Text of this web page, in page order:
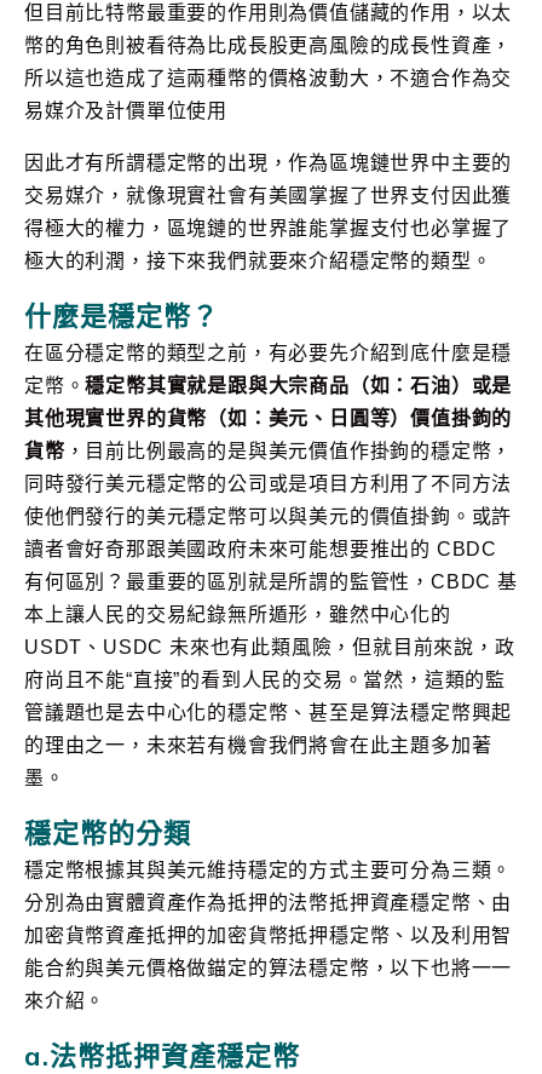
但目前比特幣最重要的作用則為價值儲藏的作用，以太
幣的角色則被看待為比成長股更高風險的成長性資產，
所以這也造成了這兩種幣的價格波動大，不適合作為交
易媒介及計價單位使用
因此才有所謂穩定幣的出現，作為區塊鏈世界中主要的
交易媒介，就像現實社會有美國掌握了世界支付因此獲
得極大的權力，區塊鏈的世界誰能掌握支付也必掌握了
極大的利潤，接下來我們就要來介紹穩定幣的類型。
什麼是穩定幣？
在區分穩定幣的類型之前，有必要先介紹到底什麼是穩
定幣。穩定幣其實就是跟與大宗商品（如：石油）或是
其他現實世界的貨幣（如：美元、日圓等）價值掛鉤的
貨幣 ，目前比例最高的是與美元價值作掛鉤的穩定幣，
同時發行美元穩定幣的公司或是項目方利用了不同方法
使他們發行的美元穩定幣可以與美元的價值掛鉤。或許
讀者會好奇那跟美國政府未來可能想要推出的 CBDC
有何區別？最重要的區別就是所謂的監管性，CBDC 基
本上讓人民的交易紀錄無所遁形，雖然中心化的
USDT、USDC 未來也有此類風險，但就目前來說，政
府尚且不能“直接”的看到人民的交易。當然，這類的監
管議題也是去中心化的穩定幣、甚至是算法穩定幣興起
的理由之一，未來若有機會我們將會在此主題多加著
墨。
穩定幣的分類
穩定幣根據其與美元維持穩定的方式主要可分為三類。
分別為由實體資產作為抵押的法幣抵押資產穩定幣、由
加密貨幣資產抵押的加密貨幣抵押穩定幣、以及利用智
能合約與美元價格做錨定的算法穩定幣，以下也將一一
來介紹。
a.法幣抵押資產穩定幣